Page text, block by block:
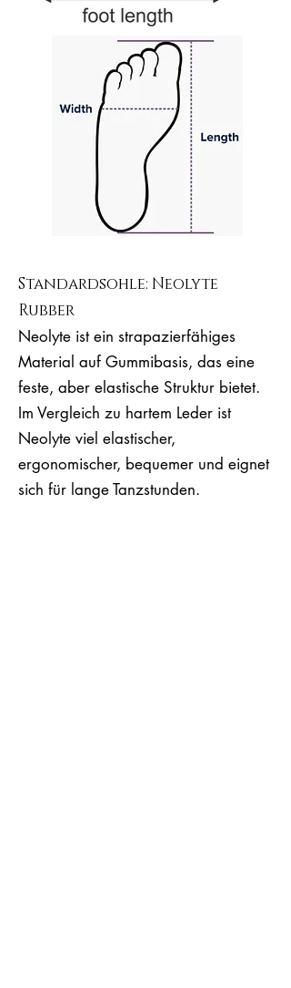
Standardsohle: Neolyte
Rubber
Neolyte ist ein strapazierfähiges
Material auf Gummibasis, das eine
feste, aber elastische Struktur bietet.
Im Vergleich zu hartem Leder ist
Neolyte viel elastischer,
ergonomischer, bequemer und eignet
sich für lange Tanzstunden.